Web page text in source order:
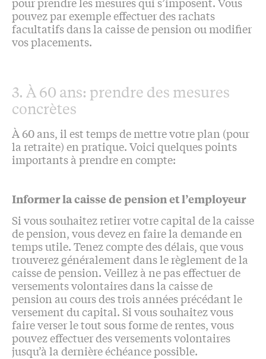
pouvez par exemple effectuer des rachats
facultatifs dans la caisse de pension ou modifier
vos placements.
3. À 60 ans: prendre des mesures
concrètes
À 60 ans, il est temps de mettre votre plan (pour
la retraite) en pratique. Voici quelques points
importants à prendre en compte:
Informer la caisse de pension et l’employeur
Si vous souhaitez retirer votre capital de la caisse
de pension, vous devez en faire la demande en
temps utile. Tenez compte des délais, que vous
trouverez généralement dans le règlement de la
caisse de pension. Veillez à ne pas effectuer de
versements volontaires dans la caisse de
pension au cours des trois années précédant le
versement du capital. Si vous souhaitez vous
faire verser le tout sous forme de rentes, vous
pouvez effectuer des versements volontaires
jusqu’à la dernière échéance possible.